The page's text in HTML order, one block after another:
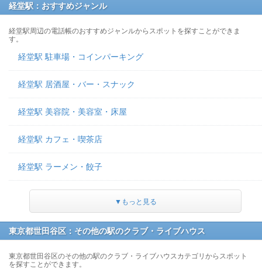
経堂駅：おすすめジャンル
経堂駅周辺の電話帳のおすすめジャンルからスポットを探すことができま
す。
経堂駅 駐車場・コインパーキング
経堂駅 居酒屋・バー・スナック
経堂駅 美容院・美容室・床屋
経堂駅 カフェ・喫茶店
経堂駅 ラーメン・餃子
▼もっと見る
東京都世田谷区：その他の駅のクラブ・ライブハウス
東京都世田谷区のその他の駅のクラブ・ライブハウスカテゴリからスポット
を探すことができます。